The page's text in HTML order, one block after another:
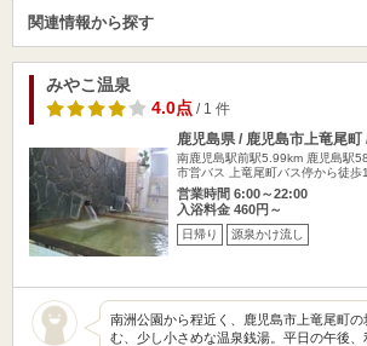
関連情報から探す
みやこ温泉
4.0点/ 1 件
鹿児島県 / 鹿児島市上竜尾町
南鹿児島駅前駅5.99km 鹿児島駅
市営バス 上竜尾町バス停から徒歩
営業時間 6:00～22:00
入浴料金 460円～
日帰り 源泉かけ流し
南洲公園から程近く、鹿児島市上竜尾町
む、少し小さめな温泉銭湯。平日の午後